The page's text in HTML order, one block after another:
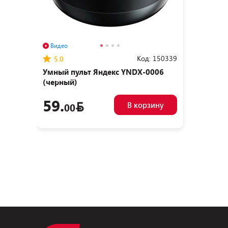
Видео
5.0 Код: 150339
Умный пульт Яндекс YNDX-0006
(черный)
59.00 В корзину